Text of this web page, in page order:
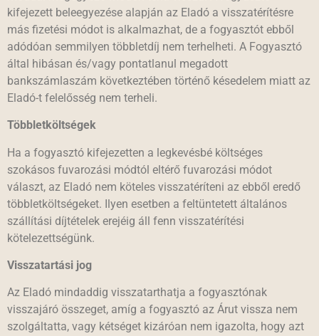
kifejezett beleegyezése alapján az Eladó a visszatérítésre
más fizetési módot is alkalmazhat, de a fogyasztót ebből
adódóan semmilyen többletdíj nem terhelheti. A Fogyasztó
által hibásan és/vagy pontatlanul megadott
bankszámlaszám következtében történő késedelem miatt az
Eladó-t felelősség nem terheli.
Többletköltségek
Ha a fogyasztó kifejezetten a legkevésbé költséges
szokásos fuvarozási módtól eltérő fuvarozási módot
választ, az Eladó nem köteles visszatéríteni az ebből eredő
többletköltségeket. Ilyen esetben a feltüntetett általános
szállítási díjtételek erejéig áll fenn visszatérítési
kötelezettségünk.
Visszatartási jog
Az Eladó mindaddig visszatarthatja a fogyasztónak
visszajáró összeget, amíg a fogyasztó az Árut vissza nem
szolgáltatta, vagy kétséget kizáróan nem igazolta, hogy azt